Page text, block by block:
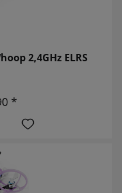
2,4GHz ELRS
*